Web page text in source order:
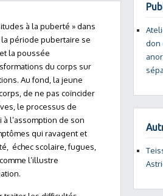
à la puberté » dans
période pubertaire se
la poussée
du corps sur
Au fond, la jeune
de ne pas coïncider
le processus de
l’assomption de son
qui ravagent et
échec scolaire, fugues,
l’illustre
don